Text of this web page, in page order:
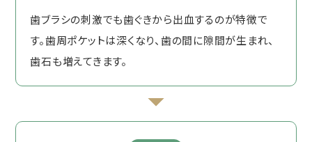
歯ブラシの刺激でも歯ぐきから出血するのが特徴で
す。歯周ポケットは深くなり、歯の間に隙間が生まれ、
歯石も増えてきます。